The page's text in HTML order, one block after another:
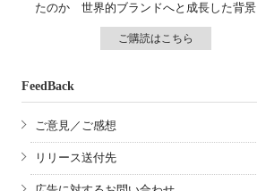
たのか 世界的ブランドへと成長した背景
ご購読はこちら
FeedBack
ご意見／ご感想
リリース送付先